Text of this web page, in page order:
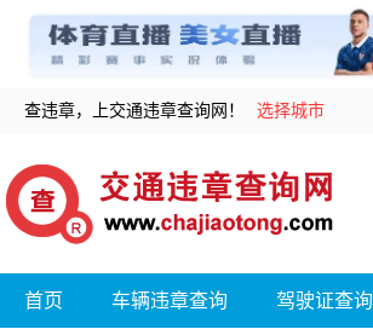
查违章，上交通违章查询网！ 选择城市
首页 车辆违章查询 驾驶证查询